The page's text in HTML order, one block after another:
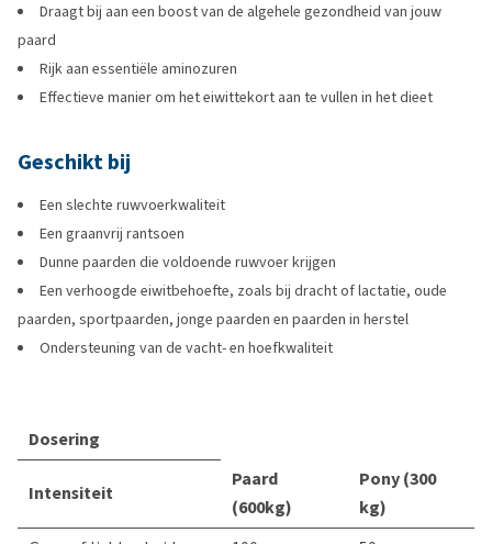
Draagt bij aan een boost van de algehele gezondheid van jouw
paard
Rijk aan essentiële aminozuren
Effectieve manier om het eiwittekort aan te vullen in het dieet
Geschikt bij
Een slechte ruwvoerkwaliteit
Een graanvrij rantsoen
Dunne paarden die voldoende ruwvoer krijgen
Een verhoogde eiwitbehoefte, zoals bij dracht of lactatie, oude
paarden, sportpaarden, jonge paarden en paarden in herstel
Ondersteuning van de vacht- en hoefkwaliteit
Dosering
Intensiteit
Paard
(600kg)
Pony (300
kg)